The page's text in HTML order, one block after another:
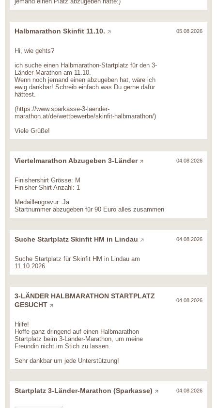
Halbmarathon Skinfit 11.10. 05.08.2026
Hi, wie gehts?
ich suche einen Halbmarathon-Startplatz für den 3-
Länder-Marathon am 11.10.
Wenn noch jemand einen abzugeben hat, wäre ich
ewig dankbar! Schreib einfach was Du gerne dafür
hättest.
(https://www.sparkasse-3-laender-
marathon.at/de/wettbewerbe/skinfit-halbmarathon/)
Viele Grüße!
Viertelmarathon Abzugeben 3-Länder 04.08.2026
Finishershirt Grösse: M
Finisher Shirt Anzahl: 1
Medaillengravur: Ja
Startnummer abzugeben für 90 Euro alles zusammen
Suche Startplatz Skinfit HM in Lindau 04.08.2026
Suche Startplatz für Skinfit HM in Lindau am
11.10.2026
3-LÄNDER HALBMARATHON STARTPLATZ
GESUCHT
04.08.2026
Hilfe!
Hoffe ganz dringend auf einen Halbmarathon
Startplatz beim 3-Länder-Marathon, um meine
Freundin nicht im Stich zu lassen.
Sehr dankbar um jede Unterstützung!
Startplatz 3-Länder-Marathon (Sparkasse) 04.08.2026